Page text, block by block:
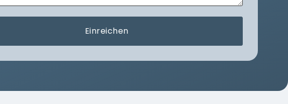
Einreichen